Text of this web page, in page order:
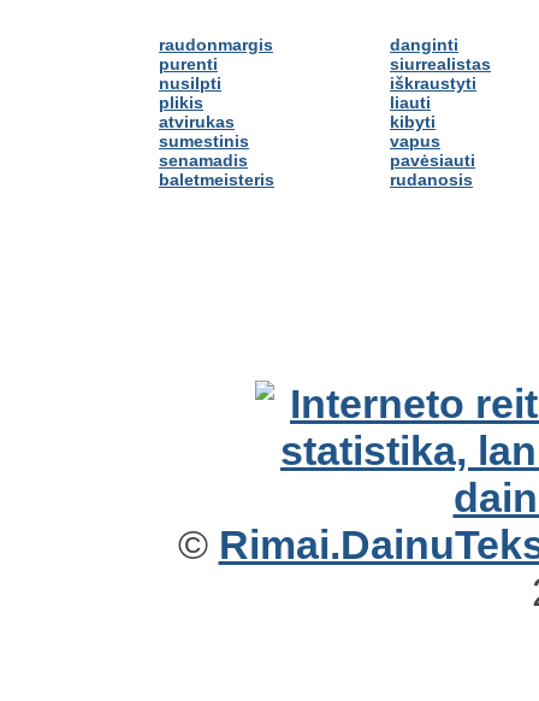
raudonmargis
purenti
nusilpti
plikis
atvirukas
sumestinis
senamadis
baletmeisteris
danginti
siurrealistas
iškraustyti
liauti
kibyti
vapus
pavėsiauti
rudanosis
©